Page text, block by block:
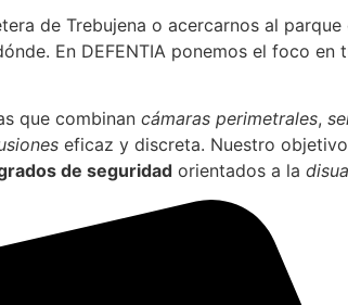
de Trebujena o acercarnos al
En DEFENTIA ponemos el foco
que combinan cámaras perimetrales,
eficaz y discreta. Nuestro
de seguridad orientados a la